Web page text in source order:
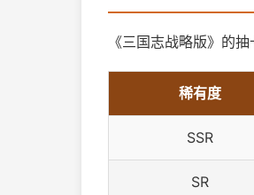
《三国志战略版》的
稀有度
SSR
SR